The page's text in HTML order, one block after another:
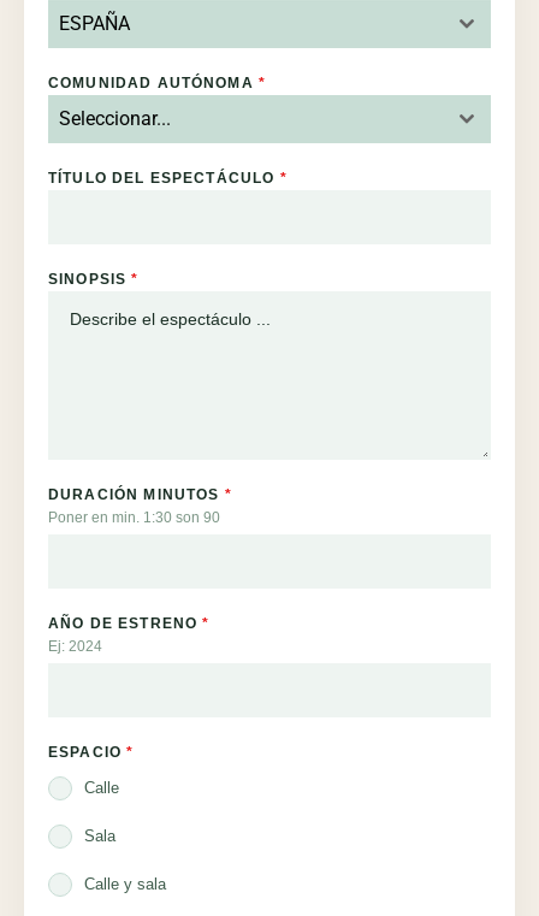
ESPAÑA
COMUNIDAD AUTÓNOMA *
Seleccionar...
TÍTULO DEL ESPECTÁCULO *
SINOPSIS*
DURACIÓN MINUTOS *
Poner en min. 1:30 son 90
AÑO DE ESTRENO*
Ej: 2024
ESPACIO*
Calle
Sala
Calle y sala